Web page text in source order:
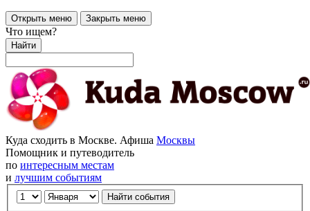
Открыть меню Закрыть меню
Что ищем?
Найти
Куда сходить в Москве. Афиша Москвы
Помощник и путеводитель
по интересным местам
и лучшим событиям